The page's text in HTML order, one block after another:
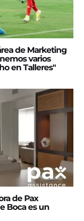
de Marketing
varios
en Talleres"
de Pax
Boca es un